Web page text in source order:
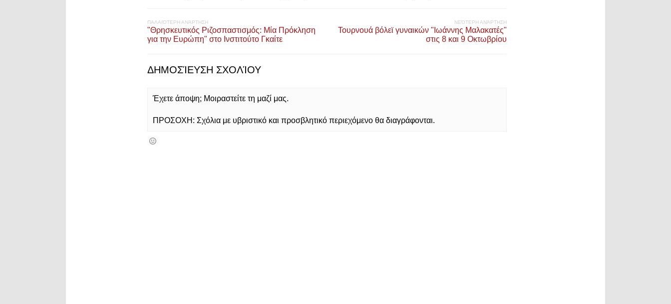
ΠΑΛΑΙΌΤΕΡΗ ΑΝΆΡΤΗΣΗ
"Θρησκευτικός Ριζοσπαστισμός: Μία Πρόκληση
για την Ευρώπη" στο Ινστιτούτο Γκαίτε
ΝΕΌΤΕΡΗ ΑΝΆΡΤΗΣΗ
Τουρνουά βόλεϊ γυναικών "Ιωάννης Μαλακατές"
στις 8 και 9 Οκτωβρίου
ΔΗΜΟΣΊΕΥΣΗ ΣΧΟΛΊΟΥ
Έχετε άποψη; Μοιραστείτε τη μαζί μας.
ΠΡΟΣΟΧΗ: Σχόλια με υβριστικό και προσβλητικό περιεχόμενο θα διαγράφονται.